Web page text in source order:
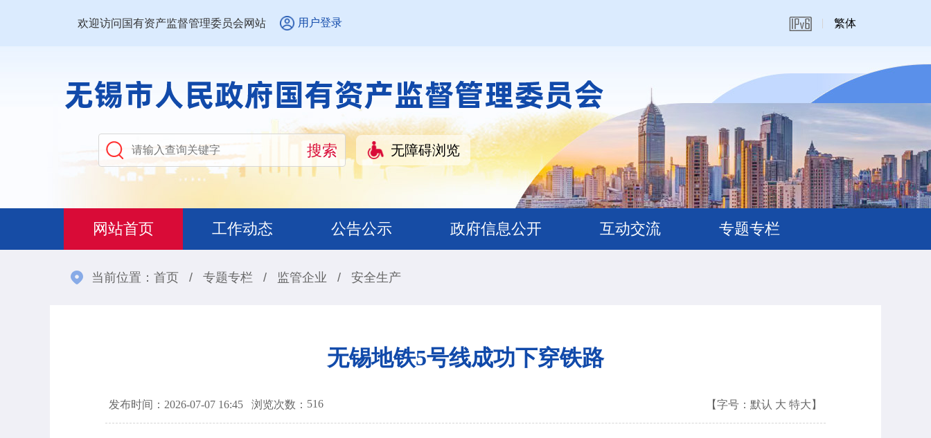
欢迎访问国有资产监督管理委员会网站 用户登录 繁体
无障碍浏览
网站首页 工作动态 公告公示 政府信息公开 互动交流 专题专栏
当前位置： 首页 / 专题专栏 / 监管企业 / 安全生产
无锡地铁5号线成功下穿铁路
发布时间：2026-07-07 16:45 浏览次数： 516 【字号： 默认 大 特大 】